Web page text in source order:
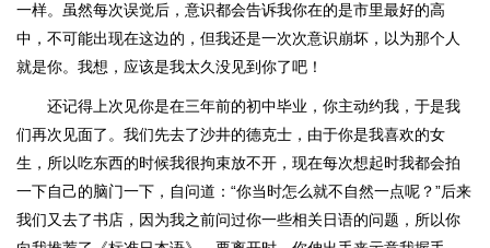
一样。虽然每次误觉后，意识都会告诉我你在的是市里最好的高
中，不可能出现在这边的，但我还是一次次意识崩坏，以为那个人
就是你。我想，应该是我太久没见到你了吧！
还记得上次见你是在三年前的初中毕业，你主动约我，于是我
们再次见面了。我们先去了沙井的德克士，由于你是我喜欢的女
生，所以吃东西的时候我很拘束放不开，现在每次想起时我都会拍
一下自己的脑门一下，自问道：“你当时怎么就不自然一点呢？”后来
我们又去了书店，因为我之前问过你一些相关日语的问题，所以你